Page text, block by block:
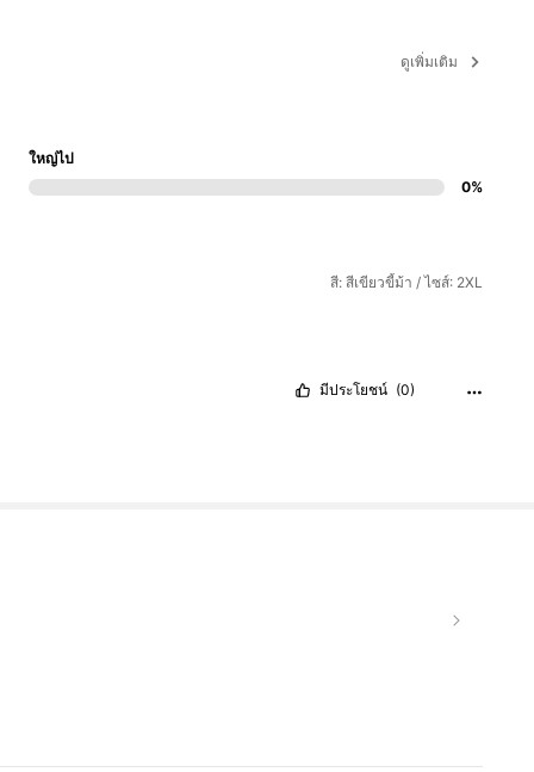
ดูเพิ่มเติม
ใหญ่ไป
0%
สี: สีเขียวขี้ม้า / ไซส์: 2XL
มีประโยชน์ (0)